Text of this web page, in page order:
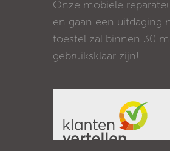
Onze mobiele
en gaan een uitdaging
toestel zal binnen 30
gebruiksklaar zijn!